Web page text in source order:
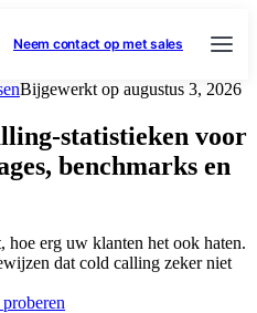
Neem contact op met sales
Bijgewerkt op augustus 3, 2026
statistieken voor
benchmarks en
erg uw klanten het ook haten.
dat cold calling zeker niet